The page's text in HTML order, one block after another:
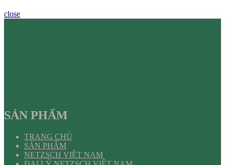
close
SẢN PHẨM
TRANG CHỦ
SẢN PHẨM
NETZSCH VIỆT NAM